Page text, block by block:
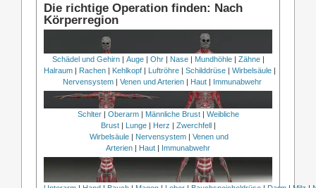
Die richtige Operation finden: Nach
Körperregion
Schädel und Gehirn| Auge| Ohr| Nase| Mundhöhle| Zähne|
Halraum | Rachen | Kehlkopf | Luftröhre | Schilddrüse | Wirbelsäule |
Nervensystem | Venen und Arterien | Haut | Immunabwehr
Schlter| Oberarm| Männliche Brust| Weibliche
Brust| Lunge| Herz | Zwerchfell|
Wirbelsäule | Nervensystem | Venen und
Arterien | Haut | Immunabwehr